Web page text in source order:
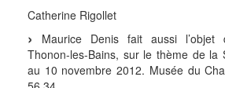
Catherine Rigollet
Maurice Denis fait aussi l’objet
Thonon-les-Bains, sur le thème de la
au 10 novembre 2012. Musée du